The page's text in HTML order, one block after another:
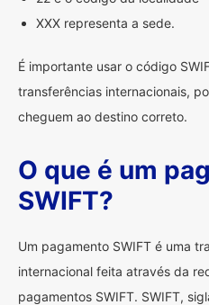
XXX representa a sede.
É importante usar o código
transferências internacionais,
cheguem ao destino correto.
O que é um
SWIFT?
Um pagamento SWIFT é uma
internacional feita através da
pagamentos SWIFT. SWIFT,